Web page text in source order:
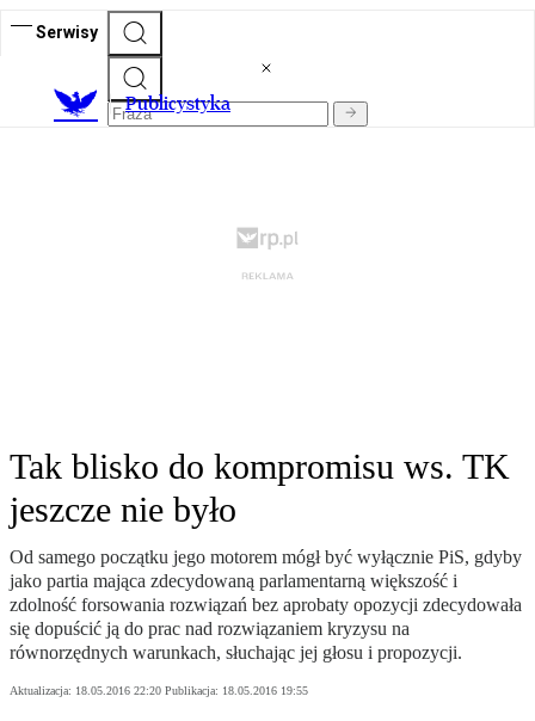
Serwisy
Publicystyka
Tak blisko do kompromisu ws. TK
jeszcze nie było
Od samego początku jego motorem mógł być wyłącznie PiS, gdyby
jako partia mająca zdecydowaną parlamentarną większość i
zdolność forsowania rozwiązań bez aprobaty opozycji zdecydowała
się dopuścić ją do prac nad rozwiązaniem kryzysu na
równorzędnych warunkach, słuchając jej głosu i propozycji.
Aktualizacja: 18.05.2016 22:20 Publikacja: 18.05.2016 19:55